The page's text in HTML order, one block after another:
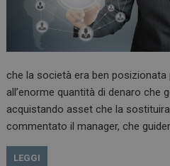
che la società era ben
all’enorme quantità di denaro che
acquistando asset che la
commentato il manager, che
LEGGI